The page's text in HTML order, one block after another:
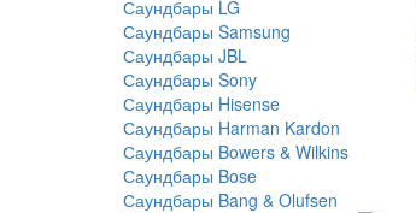
Саундбары LG
Саундбары Samsung
Саундбары JBL
Саундбары Sony
Саундбары Hisense
Саундбары Harman Kardon
Саундбары Bowers & Wilkins
Саундбары Bose
Саундбары Bang & Olufsen